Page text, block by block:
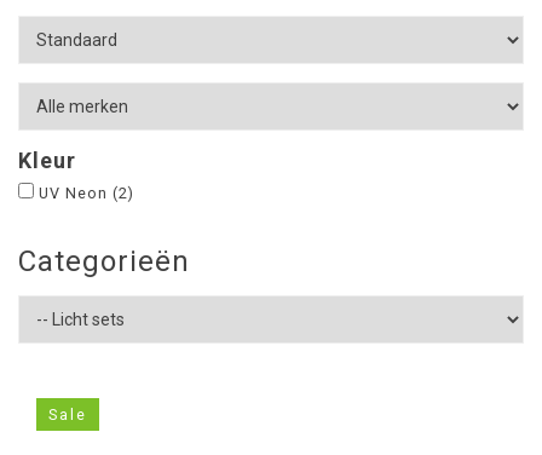
Kleur
UV Neon (2)
Categorieën
Sale